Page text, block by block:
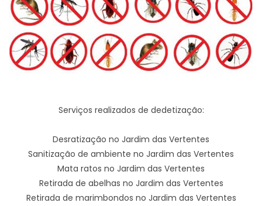
Serviços realizados de dedetização:
Desratização no Jardim das Vertentes
Sanitização de ambiente no Jardim das Vertentes
Mata ratos no Jardim das Vertentes
Retirada de abelhas no Jardim das Vertentes
Retirada de marimbondos no Jardim das Vertentes